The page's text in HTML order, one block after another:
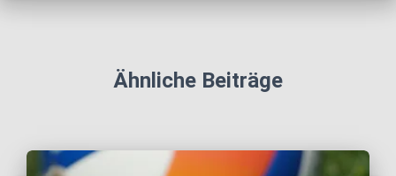
Ähnliche Beiträge